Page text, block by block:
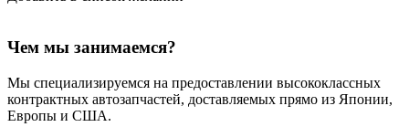
Чем мы занимаемся?
Мы специализируемся на предоставлении высококлассных
контрактных автозапчастей, доставляемых прямо из Японии,
Европы и США.